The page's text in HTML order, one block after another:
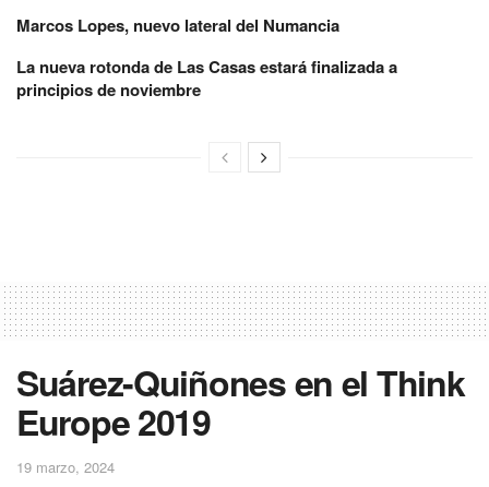
Marcos Lopes, nuevo lateral del Numancia
La nueva rotonda de Las Casas estará finalizada a
principios de noviembre
Suárez-Quiñones en el Think
Europe 2019
19 marzo, 2024